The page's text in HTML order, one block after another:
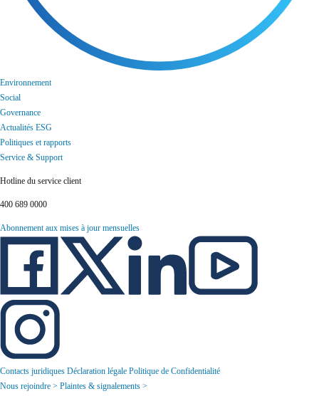
Environnement
Social
Governance
Actualités ESG
Politiques et rapports
Service & Support
Hotline du service client
400 689 0000
Abonnement aux mises à jour mensuelles
Contacts juridiques Déclaration légale Politique de Confidentialité
Nous rejoindre > Plaintes & signalements >